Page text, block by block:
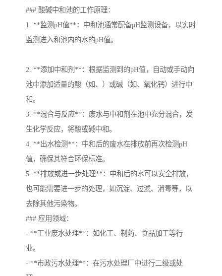
### 酸碱中和池的工作原理：
1. **监测pH值**：中和池通常配备pH监测设备，以实时
监测进入和池内的水的pH值。
2. **添加中和剂**：根据监测到的pH值，自动或手动向
池中添加适量的酸（如、）或碱（如、氧化钙）进行中
和。
3. **混合与反应**：废水与中和剂在池中充分混合，发
生化学反应，将酸或碱中和。
4. **出水检测**：中和后的废水在排放前再次检测pH
值，确保其符合环保标准。
5. **排放或进一步处理**：中和后的水可以安全排放，
也可能需要进一步的处理，如沉淀、过滤、消毒等，以
去除其他污染物。
### 应用领域：
- **工业废水处理**：如化工、制药、食品加工等行
业。
- **市政污水处理**：在污水处理厂中进行二级或处